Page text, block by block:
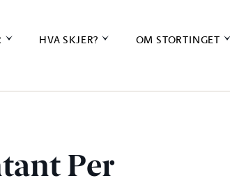
HVA SKJER? OM STORTINGET
Per